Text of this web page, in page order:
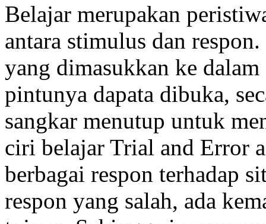
Belajar merupakan
antara stimulus dan
yang dimasukkan ke
pintunya dapata dibuka,
sangkar menutup untuk
ciri belajar Trial and Error
berbagai respon terhadap
respon yang salah, ada